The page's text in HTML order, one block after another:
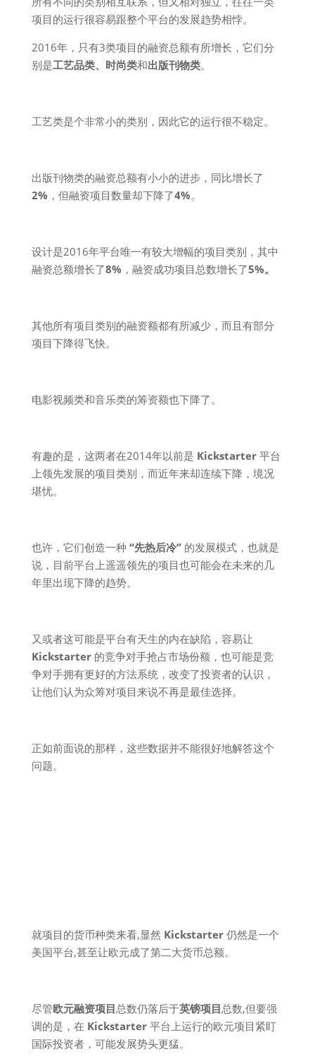
项目的运行很容易跟整个平台的发展趋势相悖。
2016年，只有3类项目的融资总额有所增长，它们分
别是工艺品类、时尚类和出版刊物类。
工艺类是个非常小的类别，因此它的运行很不稳定。
出版刊物类的融资总额有小小的进步，同比增长了
2% ，但融资项目数量却下降了4%。
设计是2016年平台唯一有较大增幅的项目类别，其中
融资总额增长了8% ，融资成功项目总数增长了5%。
其他所有项目类别的融资额都有所减少，而且有部分
项目下降得飞快。
电影视频类和音乐类的筹资额也下降了。
有趣的是，这两者在2014年以前是 Kickstarter平台
上领先发展的项目类别，而近年来却连续下降，境况
堪忧。
也许，它们创造一种 “先热后冷” 的发展模式，也就是
说，目前平台上遥遥领先的项目也可能会在未来的几
年里出现下降的趋势。
又或者这可能是平台有天生的内在缺陷，容易让
Kickstarter的竞争对手抢占市场份额，也可能是竞
争对手拥有更好的方法系统，改变了投资者的认识，
让他们认为众筹对项目来说不再是最佳选择。
正如前面说的那样，这些数据并不能很好地解答这个
问题。
就项目的货币种类来看,显然 Kickstarter仍然是一个
美国平台,甚至让欧元成了第二大货币总额。
尽管欧元融资项目总数仍落后于英镑项目总数,但要强
调的是，在 Kickstarter平台上运行的欧元项目紧盯
国际投资者，可能发展势头更猛。